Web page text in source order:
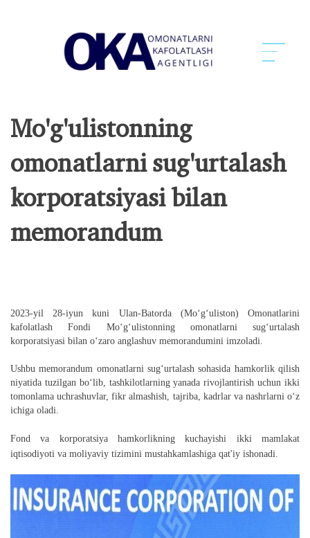
Mo'g'ulistonning
omonatlarni sug'urtalash
korporatsiyasi bilan
memorandum
2023-yil 28-iyun kuni Ulan-Batorda (Mo‘g‘uliston) Omonatlarini
kafolatlash Fondi Mo‘g‘ulistonning omonatlarni sug‘urtalash
korporatsiyasi bilan o‘zaro anglashuv memorandumini imzoladi.
Ushbu memorandum omonatlarni sug‘urtalash sohasida hamkorlik qilish
niyatida tuzilgan bo‘lib, tashkilotlarning yanada rivojlantirish uchun ikki
tomonlama uchrashuvlar, fikr almashish, tajriba, kadrlar va nashrlarni o‘z
ichiga oladi.
Fond va korporatsiya hamkorlikning kuchayishi ikki mamlakat
iqtisodiyoti va moliyaviy tizimini mustahkamlashiga qat'iy ishonadi.